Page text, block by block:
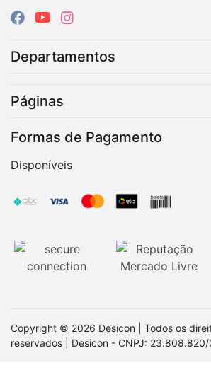
Departamentos
Páginas
Formas de Pagamento
Disponíveis
Copyright © 2026 Desicon | Todos os
reservados | Desicon - CNPJ: